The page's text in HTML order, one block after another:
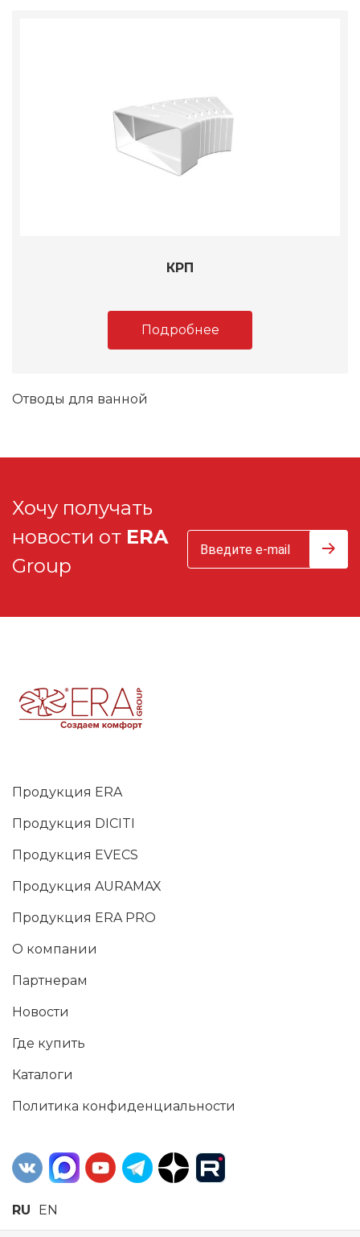
КРП
Подробнее
Отводы для ванной
Хочу получать
новости от ERA
Group
Продукция ERA
Продукция DICITI
Продукция EVECS
Продукция AURAMAX
Продукция ERA PRO
О компании
Партнерам
Новости
Где купить
Каталоги
Политика конфиденциальности
RU EN